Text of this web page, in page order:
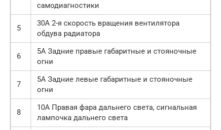
самодиагностики
5
30А 2-я скорость вращения вентилятора
обдува радиатора
6
5А Задние правые габаритные и стояночные
огни
7
5А Задние левые габаритные и стояночные
огни
8
10А Правая фара дальнего света, сигнальная
лампочка дальнего света